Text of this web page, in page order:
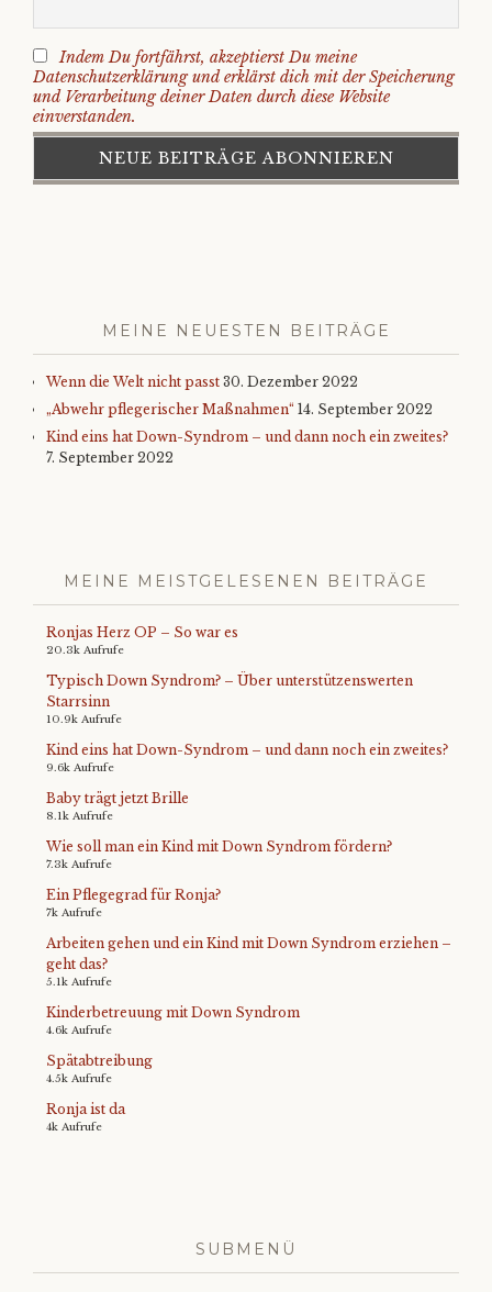
Indem Du fortfährst, akzeptierst Du meine
Datenschutzerklärung und erklärst dich mit der Speicherung
und Verarbeitung deiner Daten durch diese Website
einverstanden.
MEINE NEUESTEN BEITRÄGE
Wenn die Welt nicht passt 30. Dezember 2022
„Abwehr pflegerischer Maßnahmen“ 14. September 2022
Kind eins hat Down-Syndrom – und dann noch ein zweites?
7. September 2022
MEINE MEISTGELESENEN BEITRÄGE
Ronjas Herz OP – So war es
20.3k Aufrufe
Typisch Down Syndrom? – Über unterstützenswerten
Starrsinn
10.9k Aufrufe
Kind eins hat Down-Syndrom – und dann noch ein zweites?
9.6k Aufrufe
Baby trägt jetzt Brille
8.1k Aufrufe
Wie soll man ein Kind mit Down Syndrom fördern?
7.3k Aufrufe
Ein Pflegegrad für Ronja?
7k Aufrufe
Arbeiten gehen und ein Kind mit Down Syndrom erziehen –
geht das?
5.1k Aufrufe
Kinderbetreuung mit Down Syndrom
4.6k Aufrufe
Spätabtreibung
4.5k Aufrufe
Ronja ist da
4k Aufrufe
SUBMENÜ